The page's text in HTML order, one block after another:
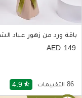
149
4.9 star_half 86 التقييمات